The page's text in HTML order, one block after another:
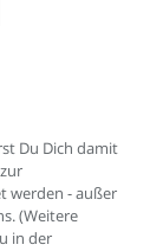
Du Dich damit
werden - außer
(Weitere
in der